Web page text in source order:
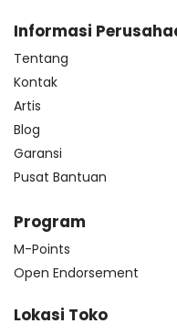
Informasi
Tentang
Kontak
Artis
Blog
Garansi
Pusat Bantuan
Program
M-Points
Open Endorsement
Lokasi Toko